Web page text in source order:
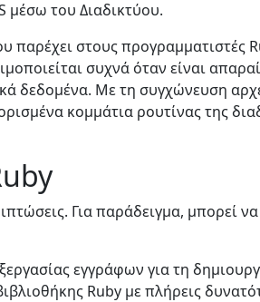
μέσω του Διαδικτύου.
παρέχει στους προγραμματιστές
συχνά όταν είναι
δεδομένα. Με τη συγχώνευση
κομμάτια ρουτίνας της
Για παράδειγμα, μπορεί
εγγράφων για τη
Ruby με πλήρεις